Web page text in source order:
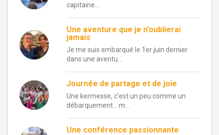
capitaine...
Une aventure que je n’oublierai
jamais
Je me suis embarqué le 1er juin dernier
dans une aventu...
Journée de partage et de joie
Une kermesse, c’est un peu comme un
débarquement… m...
Une conférence passionnante